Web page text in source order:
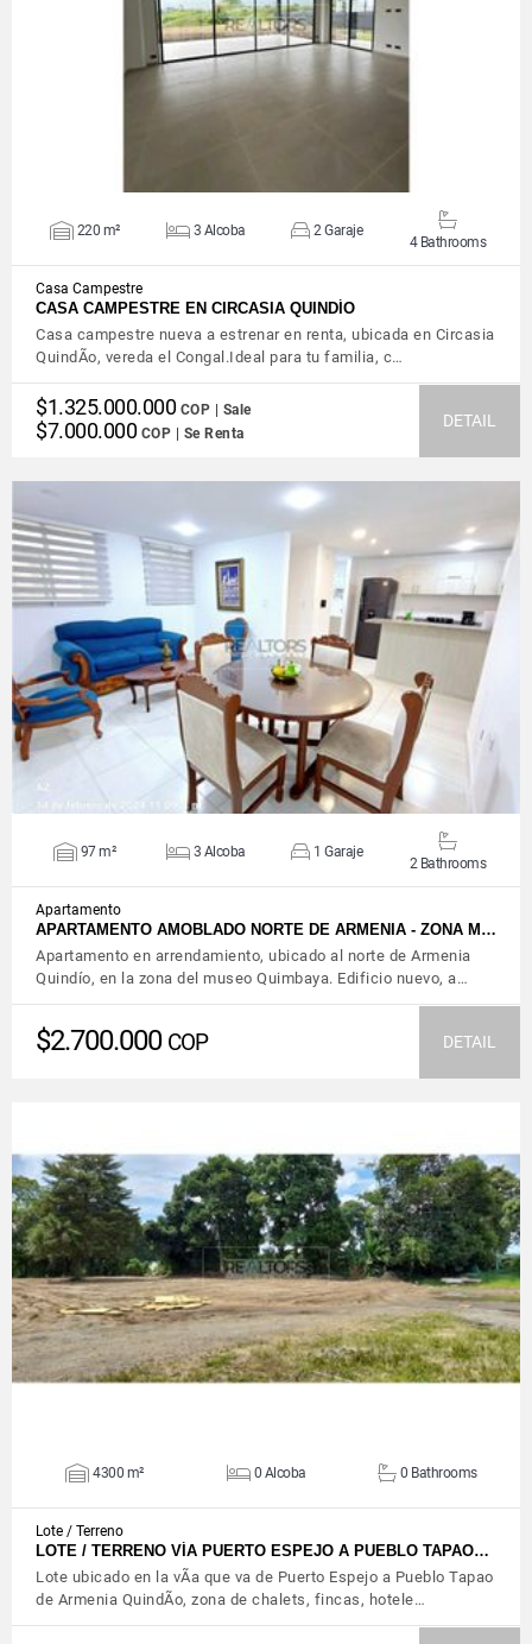
VIEW DETAILS
220 m² 3 Alcoba 2 Garaje
4 Bathrooms
Casa Campestre
CASA CAMPESTRE EN CIRCASIA QUINDÍO
Casa campestre nueva a estrenar en renta, ubicada en Circasia
QuindÃ­o, vereda el Congal.Ideal para tu familia, c…
$1.325.000.000 COP | Sale
$7.000.000 COP | Se Renta
DETAIL
VIEW DETAILS
97 m² 3 Alcoba 1 Garaje
2 Bathrooms
Apartamento
APARTAMENTO AMOBLADO NORTE DE ARMENIA - ZONA M…
Apartamento en arrendamiento, ubicado al norte de Armenia
Quindío, en la zona del museo Quimbaya. Edificio nuevo, a…
$2.700.000 COP DETAIL
VIEW DETAILS
4300 m² 0 Alcoba 0 Bathrooms
Lote / Terreno
LOTE / TERRENO VÍA PUERTO ESPEJO A PUEBLO TAPAO…
Lote ubicado en la vÃ­a que va de Puerto Espejo a Pueblo Tapao
de Armenia QuindÃ­o, zona de chalets, fincas, hotele…